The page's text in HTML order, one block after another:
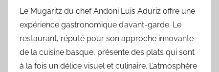
Le Mugaritz du chef Andoni Luis Aduriz offre une
expérience gastronomique d’avant-garde. Le
restaurant, réputé pour son approche innovante
de la cuisine basque, présente des plats qui sont
à la fois un délice visuel et culinaire. L’atmosphère